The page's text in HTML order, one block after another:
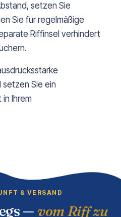
setzen Sie
Sie für regelmäßige
Riffinsel verhindert
setzen Sie ein
Ihrem
& VERSAND
— vom Riff zu